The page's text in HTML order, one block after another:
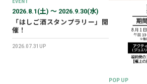
2026.8.1(土) 〜 2026.9.30(水)
「はしご酒スタンプラリー」開
催！
2026.07.31UP
POP UP